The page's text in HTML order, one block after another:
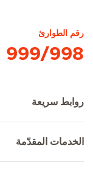
رقم الطوارئ
999/998
روابط سريعة
الخدمات المقدّمة